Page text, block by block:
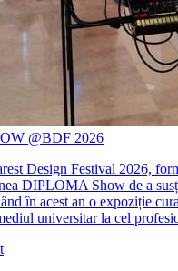
@BDF 2026
Design Festival 2026,
DIPLOMA Show de a
în acest an o expoziție
universitar la cel